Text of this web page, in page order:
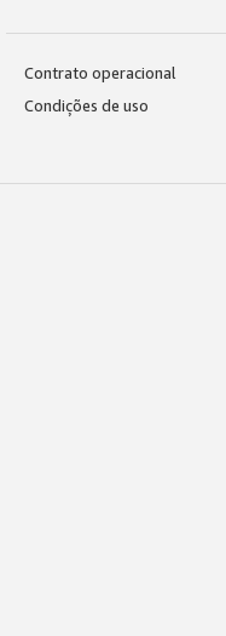
Contrato operacional
Condições de uso